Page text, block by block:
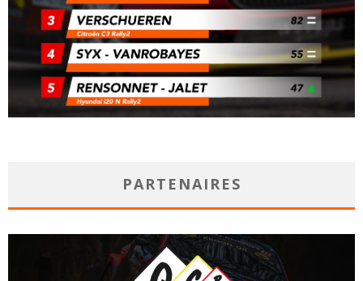
PARTENAIRES